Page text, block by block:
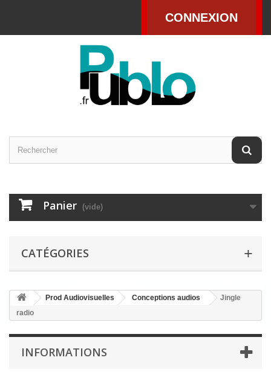
CONNEXION
Panier (vide)
CATÉGORIES
Prod Audiovisuelles Conceptions audios
Jingle
radio
INFORMATIONS